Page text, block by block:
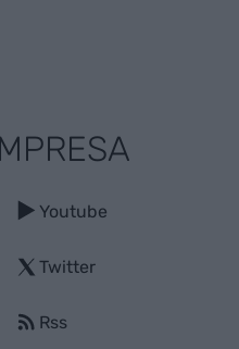
Youtube
Twitter
Rss